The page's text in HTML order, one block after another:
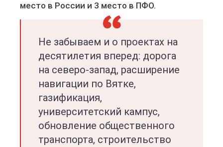
место в России и 3 место в ПФО.
Не забываем и о проектах на
десятилетия вперед: дорога
на северо-запад, расширение
навигации по Вятке,
газификация,
университетский кампус,
обновление общественного
транспорта, строительство